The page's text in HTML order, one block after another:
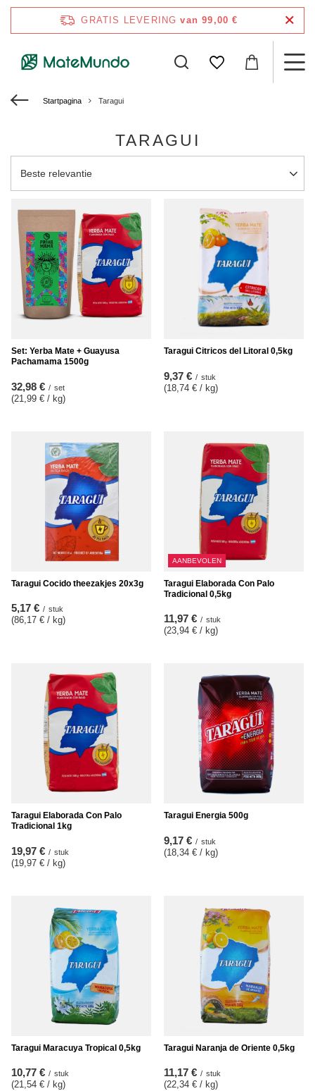
GRATIS LEVERING van 99,00 €
Startpagina Taragui
TARAGUI
Sortering wijzigen
Beste relevantie
Set: Yerba Mate + Guayusa
Pachamama 1500g
32,98 € / set
(21,99 € / kg)
Taragui Citricos del Litoral 0,5kg
9,37 € / stuk
(18,74 € / kg)
Taragui Cocido theezakjes 20x3g
5,17 € / stuk
(86,17 € / kg)
AANBEVOLEN
Taragui Elaborada Con Palo
Tradicional 0,5kg
11,97 € / stuk
(23,94 € / kg)
Taragui Elaborada Con Palo
Tradicional 1kg
19,97 € / stuk
(19,97 € / kg)
Taragui Energia 500g
9,17 € / stuk
(18,34 € / kg)
Taragui Maracuya Tropical 0,5kg
10,77 € / stuk
(21,54 € / kg)
Taragui Naranja de Oriente 0,5kg
11,17 € / stuk
(22,34 € / kg)